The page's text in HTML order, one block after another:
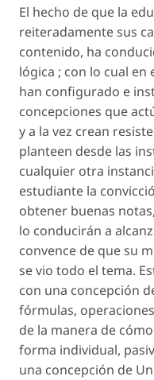
El hecho de que la
reiteradamente sus
contenido, ha
lógica ; con lo cual
han configurado e
concepciones que
y a la vez crean
planteen desde las
cualquier otra
estudiante la
obtener buenas
lo conducirán a
convence de que su
se vio todo el tema.
con una concepción
fórmulas,
de la manera de
forma individual,
una concepción de